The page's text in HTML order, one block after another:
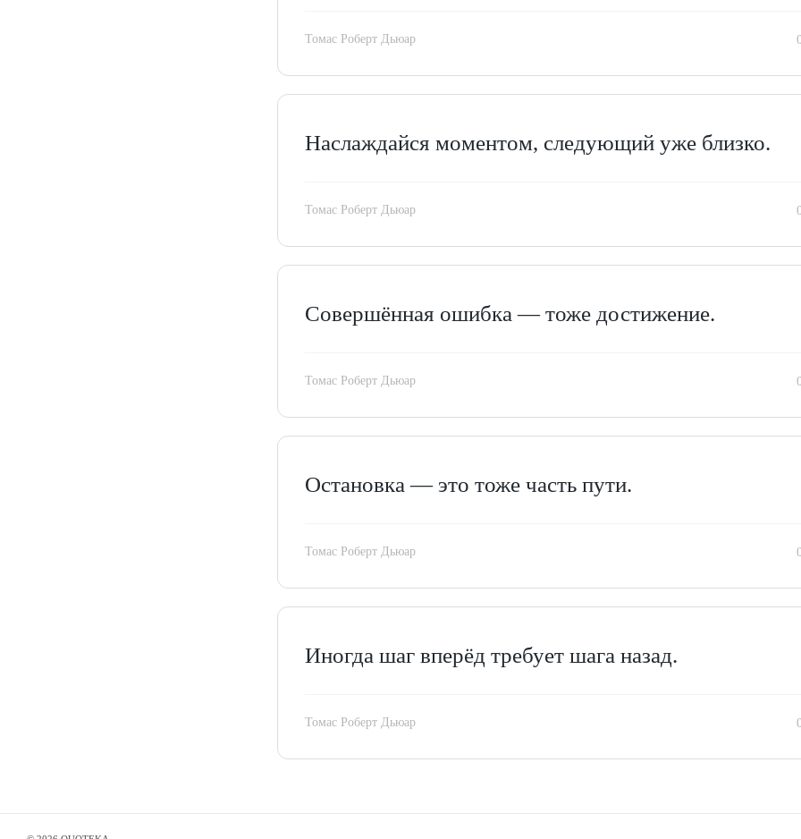
Томас Роберт Дьюар
Наслаждайся моментом, следующий уже близко.
Томас Роберт Дьюар
Совершённая ошибка — тоже достижение.
Томас Роберт Дьюар
Остановка — это тоже часть пути.
Томас Роберт Дьюар
Иногда шаг вперёд требует шага назад.
Томас Роберт Дьюар